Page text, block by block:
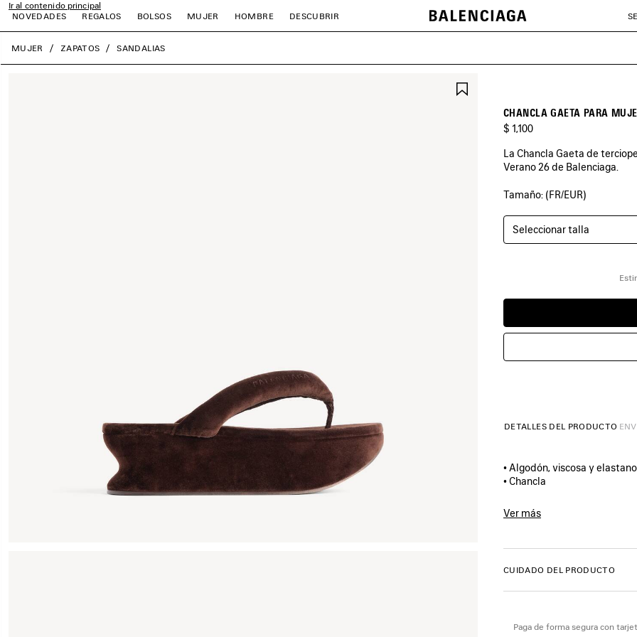
Ir al contenido principal
NOVEDADES
REGALOS BOLSOS MUJER HOMBRE DESCUBRIR
close the banner
MUJER ZAPATOS SANDALIAS
FAVORITOSCHANCLA GAETA PARA
$ 1,100
La Chancla Gaeta de
Verano 26 de Balenciaga.
COLORES
MOKA
Moka
Tamaño: (FR/EUR)
Seleccionar talla
DETALLES DEL PRODUCTO
• Algodón, viscosa y elastano
• Chancla
• Arco de 10 mm
• Plataforma de 90 mm con
• Logotipo Balenciaga
• Suela tono sobre tono
• Suela beige
Ver más
CUIDADO DEL PRODUCTO
Paga de forma segura con